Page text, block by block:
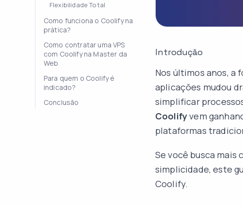
Flexibilidade Total
Como funciona o Coolify na
prática?
Como contratar uma VPS
com Coolify na Master da
Web
Para quem o Coolify é
indicado?
Conclusão
Introdução
Nos últimos anos, a
aplicações mudou
simplificar
Coolifyvem
plataformas
Se você busca mais
simplicidade, este
Coolify.